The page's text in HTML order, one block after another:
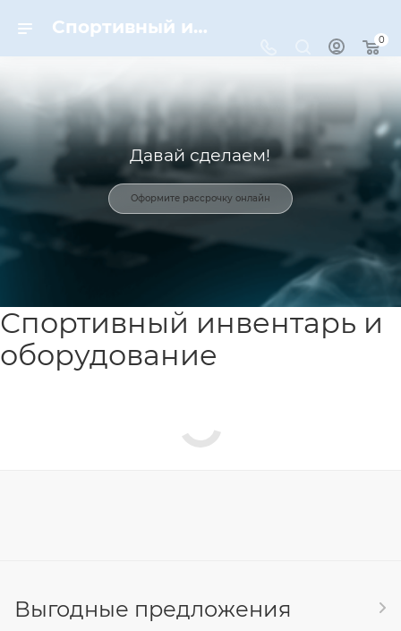
Спортивный инвентарь и оборудование для спорта в Москве | Dynamic-Sport
0
Давай сделаем!
Оформите рассрочку онлайн
Спортивный инвентарь и
оборудование
Выгодные предложения